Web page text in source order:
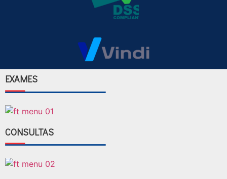
EXAMES
CONSULTAS